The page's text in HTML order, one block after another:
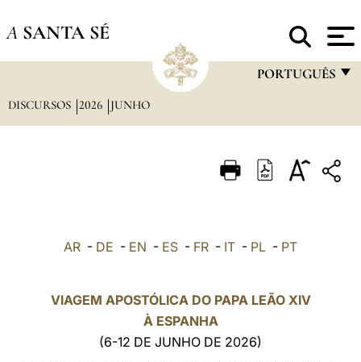
A SANTA SÉ
PORTUGUÊS
ITALIANO
POLSKI
DISCURSOS 2026 JUNHO
AR - DE - EN - ES - FR - IT - PL - PT
VIAGEM APOSTÓLICA DO PAPA LEÃO XIV
À ESPANHA
(6-12 DE JUNHO DE 2026)